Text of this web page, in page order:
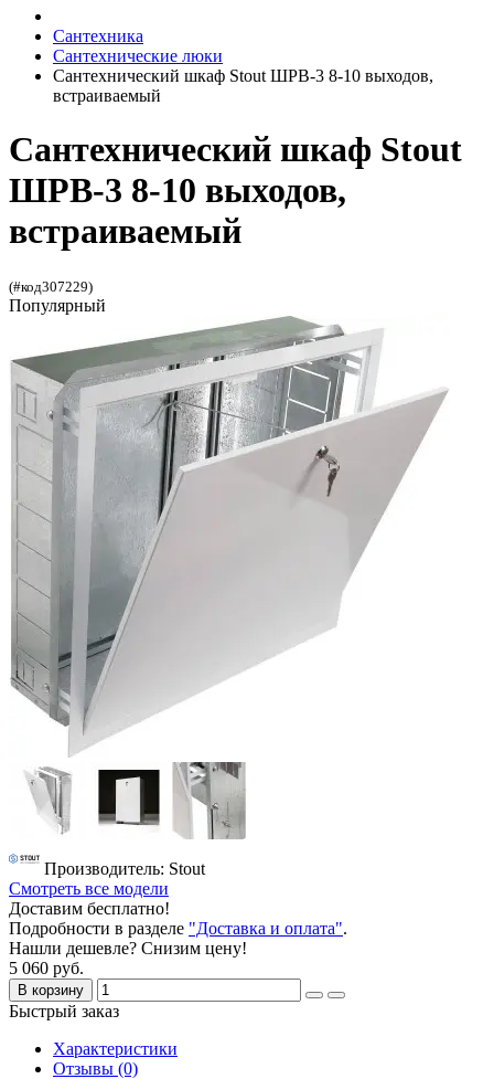
Сантехника
Сантехнические люки
Сантехнический шкаф Stout ШРВ-3 8-10 выходов,
встраиваемый
Сантехнический шкаф Stout
ШРВ-3 8-10 выходов,
встраиваемый
(#код307229)
Популярный
Производитель: Stout
Смотреть все модели
Доставим бесплатно!
Подробности в разделе "Доставка и оплата".
Нашли дешевле? Снизим цену!
5 060 руб.
В корзину
Быстрый заказ
Характеристики
Отзывы (0)